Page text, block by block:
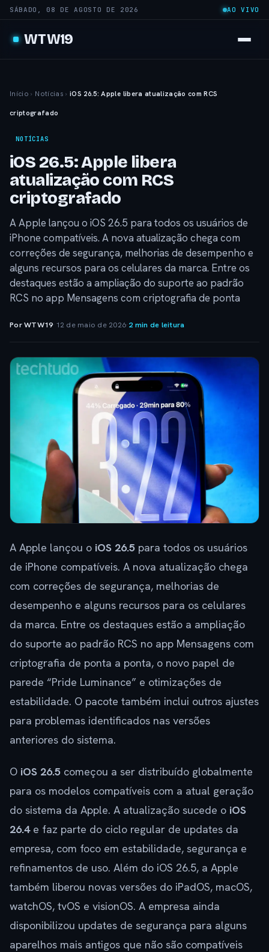
SÁBADO, 08 DE AGOSTO DE 2026 AO VIVO
WTW19
Início › Notícias › iOS 26.5: Apple libera atualização com RCS
criptografado
NOTÍCIAS
iOS 26.5: Apple libera
atualização com RCS
criptografado
A Apple lançou o iOS 26.5 para todos os usuários de
iPhone compatíveis. A nova atualização chega com
correções de segurança, melhorias de desempenho e
alguns recursos para os celulares da marca. Entre os
destaques estão a ampliação do suporte ao padrão
RCS no app Mensagens com criptografia de ponta
Por WTW19· 12 de maio de 2026·2 min de leitura
A Apple lançou o iOS 26.5 para todos os usuários
de iPhone compatíveis. A nova atualização chega
com correções de segurança, melhorias de
desempenho e alguns recursos para os celulares
da marca. Entre os destaques estão a ampliação
do suporte ao padrão RCS no app Mensagens com
criptografia de ponta a ponta, o novo papel de
parede “Pride Luminance” e otimizações de
estabilidade. O pacote também inclui outros ajustes
para problemas identificados nas versões
anteriores do sistema.
O iOS 26.5 começou a ser distribuído globalmente
para os modelos compatíveis com a atual geração
do sistema da Apple. A atualização sucede o iOS
26.4e faz parte do ciclo regular de updates da
empresa, com foco em estabilidade, segurança e
refinamentos de uso. Além do iOS 26.5, a Apple
também liberou novas versões do iPadOS, macOS,
watchOS, tvOS e visionOS. A empresa ainda
disponibilizou updates de segurança para alguns
aparelhos mais antigos que não são compatíveis